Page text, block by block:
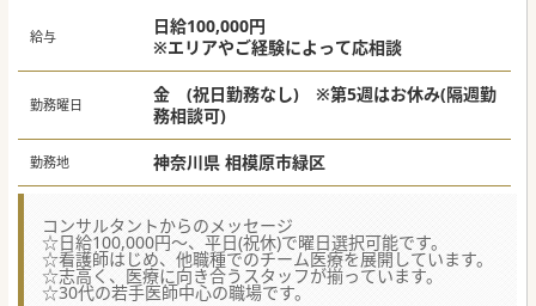
給与
日給100,000円
※エリアやご経験によって応相談
勤務曜日
金 (祝日勤務なし) ※第5週はお休み(隔週勤
務相談可)
勤務地 神奈川県 相模原市緑区
コンサルタントからのメッセージ
☆日給100,000円～、平日(祝休)で曜日選択可能です。
☆看護師はじめ、他職種でのチーム医療を展開しています。
☆志高く、医療に向き合うスタッフが揃っています。
☆30代の若手医師中心の職場です。